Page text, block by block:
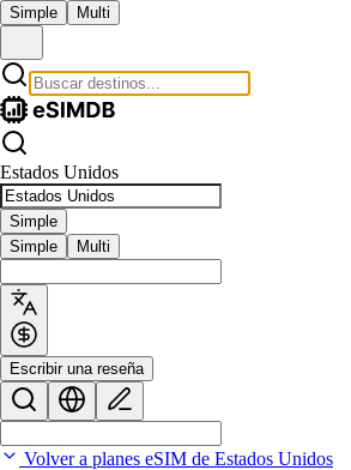
Simple Multi
Estados Unidos
Simple
Simple
Multi
Escribir una reseña
Volver a planes eSIM de Estados Unidos